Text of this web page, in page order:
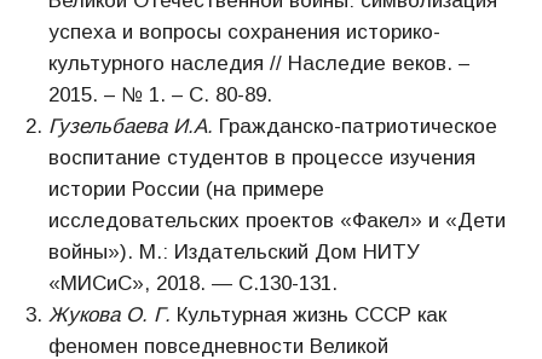
успеха и вопросы сохранения историко-
культурного наследия // Наследие веков. –
2015. – № 1. – С. 80-89.
Гузельбаева И.А. Гражданско-патриотическое
воспитание студентов в процессе изучения
истории России (на примере
исследовательских проектов «Факел» и «Дети
войны»). М.: Издательский Дом НИТУ
«МИСиС», 2018. — С.130-131.
Жукова О. Г. Культурная жизнь СССР как
феномен повседневности Великой